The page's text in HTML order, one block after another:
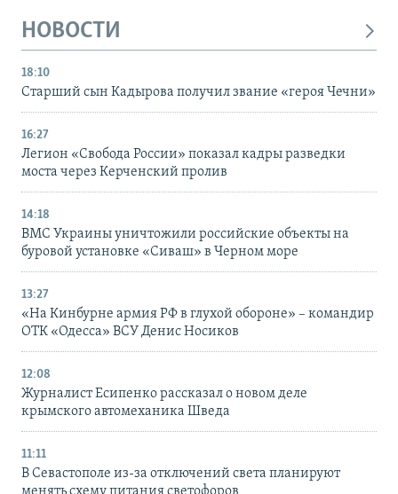
НОВОСТИ
18:10
Старший сын Кадырова получил звание «героя Чечни»
16:27
Легион «Свобода России» показал кадры разведки
моста через Керченский пролив
14:18
ВМС Украины уничтожили российские объекты на
буровой установке «Сиваш» в Черном море
13:27
«На Кинбурне армия РФ в глухой обороне» – командир
ОТК «Одесса» ВСУ Денис Носиков
12:08
Журналист Есипенко рассказал о новом деле
крымского автомеханика Шведа
11:11
В Севастополе из-за отключений света планируют